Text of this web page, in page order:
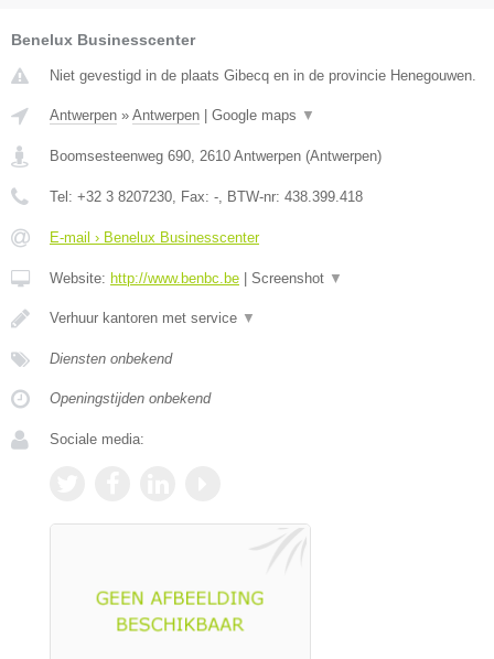
Benelux Businesscenter
Niet gevestigd in de plaats Gibecq en in de provincie Henegouwen.
Antwerpen » Antwerpen Google maps ▼
Boomsesteenweg 690 2610 Antwerpen (Antwerpen)
Tel: +32 3 8207230 , Fax: - , BTW-nr: 438.399.418
E-mail › Benelux Businesscenter
Website: http://www.benbc.be Screenshot ▼
Verhuur kantoren met service ▼
Diensten onbekend
Openingstijden onbekend
Sociale media: